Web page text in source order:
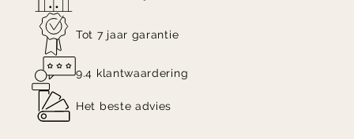
Tot 7 jaar garantie
9.4 klantwaardering
Het beste advies